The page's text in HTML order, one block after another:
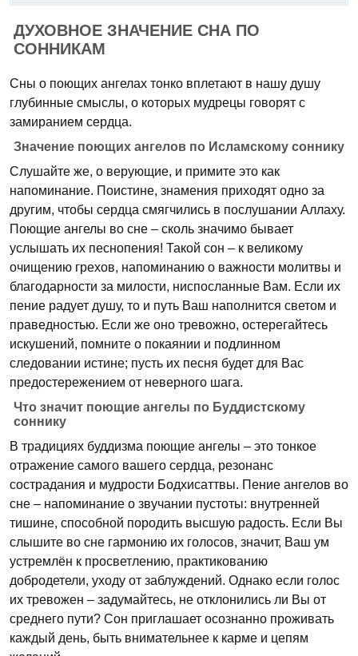
ДУХОВНОЕ ЗНАЧЕНИЕ СНА ПО
СОННИКАМ
Сны о поющих ангелах тонко вплетают в нашу душу
глубинные смыслы, о которых мудрецы говорят с
замиранием сердца.
Значение поющих ангелов по Исламскому соннику
Слушайте же, о верующие, и примите это как
напоминание. Поистине, знамения приходят одно за
другим, чтобы сердца смягчились в послушании Аллаху.
Поющие ангелы во сне – сколь значимо бывает
услышать их песнопения! Такой сон – к великому
очищению грехов, напоминанию о важности молитвы и
благодарности за милости, ниспосланные Вам. Если их
пение радует душу, то и путь Ваш наполнится светом и
праведностью. Если же оно тревожно, остерегайтесь
искушений, помните о покаянии и подлинном
следовании истине; пусть их песня будет для Вас
предостережением от неверного шага.
Что значит поющие ангелы по Буддистскому
соннику
В традициях буддизма поющие ангелы – это тонкое
отражение самого вашего сердца, резонанс
сострадания и мудрости Бодхисаттвы. Пение ангелов во
сне – напоминание о звучании пустоты: внутренней
тишине, способной породить высшую радость. Если Вы
слышите во сне гармонию их голосов, значит, Ваш ум
устремлён к просветлению, практикованию
добродетели, уходу от заблуждений. Однако если голос
их тревожен – задумайтесь, не отклонились ли Вы от
среднего пути? Сон приглашает осознанно проживать
каждый день, быть внимательнее к карме и цепям